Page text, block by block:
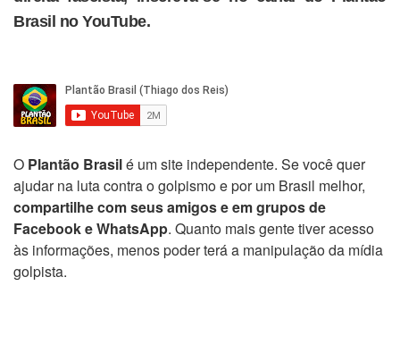
Brasil no YouTube.
O Plantão Brasilé um site independente. Se você quer
ajudar na luta contra o golpismo e por um Brasil melhor,
compartilhe com seus amigos e em grupos de
Facebook e WhatsApp. Quanto mais gente tiver acesso
às informações, menos poder terá a manipulação da mídia
golpista.